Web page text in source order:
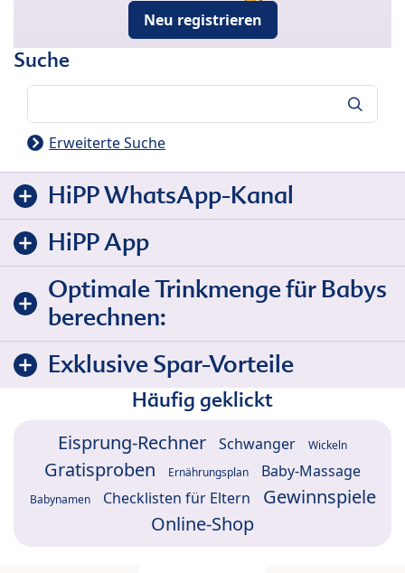
Neu registrieren
Suche
Erweiterte Suche
HiPP WhatsApp-Kanal
HiPP App
Optimale Trinkmenge für Babys
berechnen:
Exklusive Spar-Vorteile
Häufig geklickt
Eisprung-Rechner Schwanger Wickeln
Gratisproben Ernährungsplan Baby-Massage
Babynamen Checklisten für Eltern
Gewinnspiele
Online-Shop